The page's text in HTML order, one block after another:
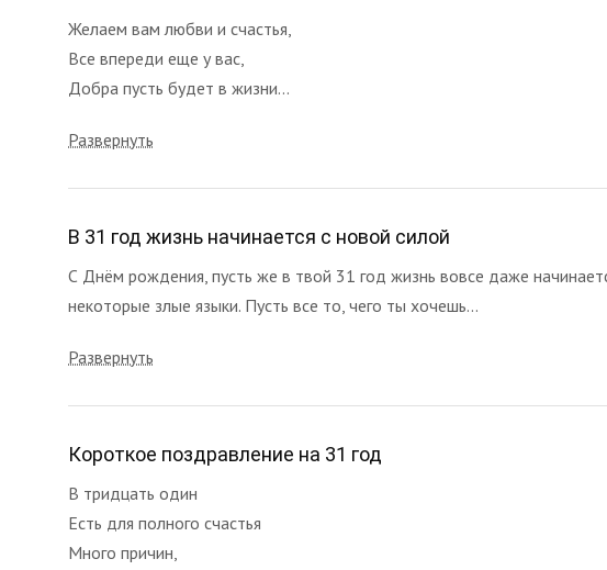
Желаем вам любви и счастья,
Все впереди еще у вас,
Добра пусть будет в жизни...
Развернуть
В 31 год жизнь начинается с новой силой
С Днём рождения, пусть же в твой 31 год жизнь вовсе даже
некоторые злые языки. Пусть все то, чего ты хочешь...
Развернуть
Короткое поздравление на 31 год
В тридцать один
Есть для полного счастья
Много причин,